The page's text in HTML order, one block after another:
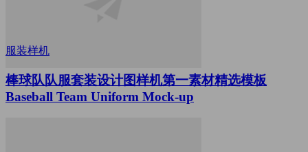
服装样机
棒球队队服套装设计图样机第一素材精选模板
Baseball Team Uniform Mock-up